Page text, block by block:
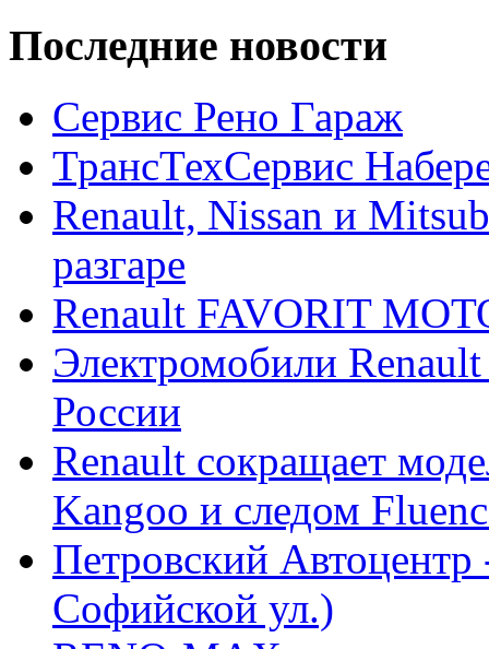
Последние новости
Сервис Рено Гараж
ТрансТехСервис
Renault, Nissan и
разгаре
Renault FAVORIT
Электромобили
России
Renault сокращает
Kangoo и следом
Петровский
Софийской ул.)